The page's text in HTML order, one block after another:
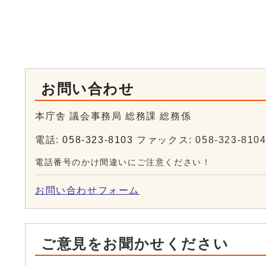
お問い合わせ
本庁舎 議会事務局 総務課 総務係
電話:058-323-8103 ファックス: 058-323-8104
電話番号のかけ間違いにご注意ください！
お問い合わせフォーム
ご意見をお聞かせください